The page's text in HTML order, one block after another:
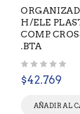
H/ELE
COMP.
.BTA
$42.769
AÑADIR AL